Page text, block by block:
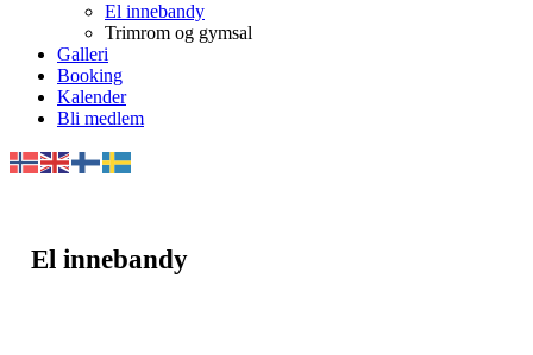
El innebandy
Trimrom og gymsal
Galleri
Booking
Kalender
Bli medlem
El innebandy